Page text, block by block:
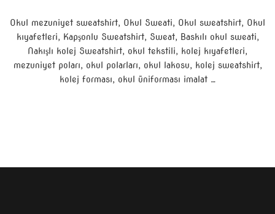
Okul mezuniyet sweatshirt, Okul Sweati, Okul sweatshirt, Okul
kıyafetleri, Kapşonlu Sweatshirt, Sweat, Baskılı okul sweati,
Nakışlı kolej Sweatshirt, okul tekstili, kolej kıyafetleri,
mezuniyet poları, okul polarları, okul lakosu, kolej sweatshirt,
kolej forması, okul üniforması imalat …